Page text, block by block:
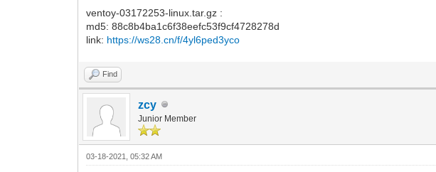
ventoy-03172253-linux.tar.gz :
md5: 88c8b4ba1c6f38eefc53f9cf4728278d
link: https://ws28.cn/f/4yl6ped3yco
Find
zcy
Junior Member
03-18-2021, 05:32 AM